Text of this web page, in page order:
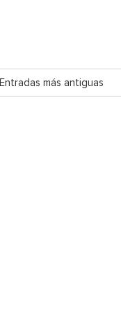
Entradas más antiguas